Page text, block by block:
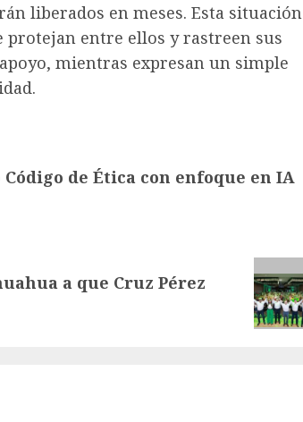
liberados en meses. Esta situación
protejan entre ellos y rastreen sus
mientras expresan un simple
de Ética con enfoque en IA
a que Cruz Pérez